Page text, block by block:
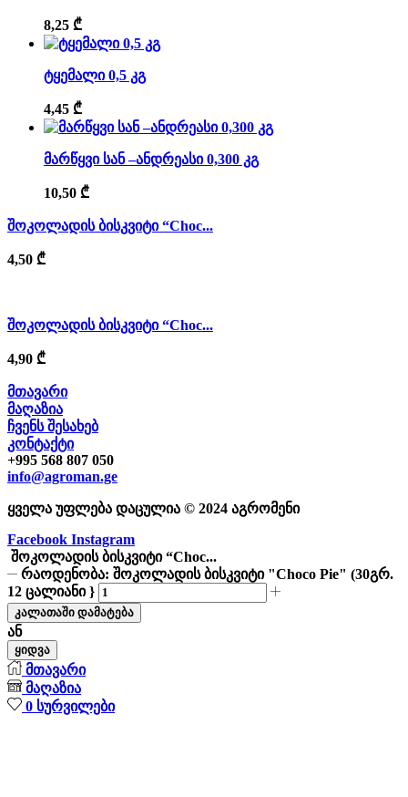
8,25 ₾
ტყემალი 0,5 კგ
4,45 ₾
მარწყვი სან –ანდრეასი 0,300 კგ
10,50 ₾
შოკოლადის ბისკვიტი “Choc...
4,50 ₾
შოკოლადის ბისკვიტი “Choc...
4,90 ₾
მთავარი
მაღაზია
ჩვენს შესახებ
კონტაქტი
+995 568 807 050
info@agroman.ge
ყველა უფლება დაცულია © 2024 აგრომენი
Facebook Instagram
შოკოლადის ბისკვიტი “Choc...
რაოდენობა: შოკოლადის ბისკვიტი "Choco Pie" (30გრ.
12 ცალიანი }
კალათაში დამატება
ან
ყიდვა
მთავარი
მაღაზია
0 სურვილები